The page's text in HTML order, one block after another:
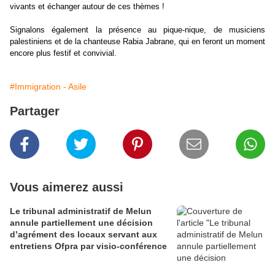
vivants et échanger autour de ces thèmes !
Signalons également la présence au pique-nique, de musiciens
palestiniens et de la chanteuse Rabia Jabrane, qui en feront un moment
encore plus festif et convivial.
#Immigration - Asile
Partager
Vous aimerez aussi
Le tribunal administratif de Melun
annule partiellement une décision
d’agrément des locaux servant aux
entretiens Ofpra par visio-conférence